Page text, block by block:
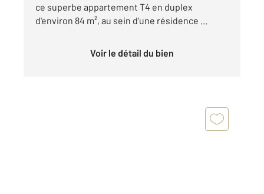
ce superbe appartement T4 en duplex
d'environ 84 m², au sein d'une résidence ...
Voir le détail du bien